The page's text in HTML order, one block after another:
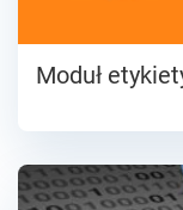
Moduł